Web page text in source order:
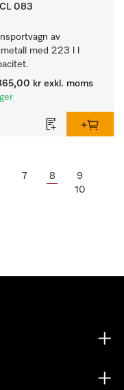
083
av
med 223 l l
kr exkl. moms
7 8
9
10